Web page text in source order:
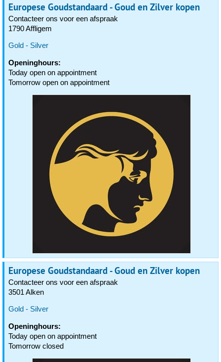
Europese Goudstandaard - Goud en Zilver kopen
Contacteer ons voor een afspraak
1790 Affligem
Gold - Silver
Openinghours:
Today open on appointment
Tomorrow open on appointment
Europese Goudstandaard - Goud en Zilver kopen
Contacteer ons voor een afspraak
3501 Alken
Gold - Silver
Openinghours:
Today open on appointment
Tomorrow closed